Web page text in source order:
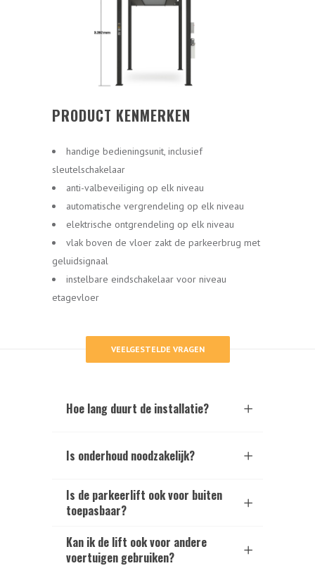
PRODUCT KENMERKEN
handige bedieningsunit, inclusief
sleutelschakelaar
anti-valbeveiliging op elk niveau
automatische vergrendeling op elk niveau
elektrische ontgrendeling op elk niveau
vlak boven de vloer zakt de parkeerbrug met
geluidsignaal
instelbare eindschakelaar voor niveau
etagevloer
VEELGESTELDE VRAGEN
Hoe lang duurt de installatie?
Is onderhoud noodzakelijk?
Is de parkeerlift ook voor buiten
toepasbaar?
Kan ik de lift ook voor andere
voertuigen gebruiken?